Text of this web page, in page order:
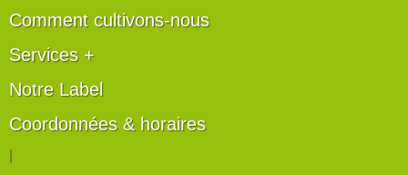
Comment cultivons-nous
Services +
Notre Label
Coordonnées & horaires